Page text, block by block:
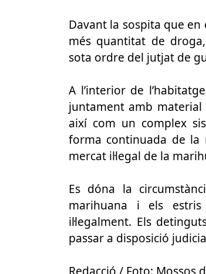
Davant la sospita que
més quantitat de
sota ordre del jutjat de
A l’interior de
juntament amb material
així com un complex
forma continuada de la
mercat il·legal de la
Es dóna la
marihuana i els
il·legalment. Els
passar a disposició
Redacció / Foto: Mossos